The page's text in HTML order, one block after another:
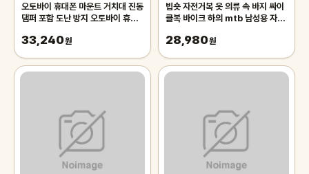
오토바이 휴대폰 마운트 거치대 진동
댐퍼 포함 도난 방지 오토바이 휴대
33,240원
빕숏 자전거복 옷 의류 속 바지 싸이
클복 바이크 하의 mtb 남성용 자전
MTB
28,980원